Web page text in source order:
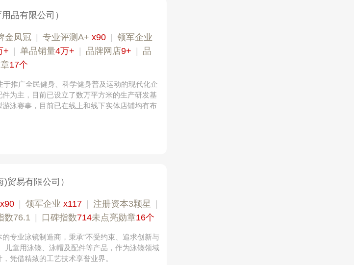
品有限公司）
金凤冠 专业评测A+ x90
领军企业
+ 单品销量4万+ 品牌网店9+
品
17个
推广全民健身、科学健身普及运动的现代化企
为主，目前已设立了数万平方米的生产研发基
泳赛事，目前已在线上和线下实体店铺均有布
)贸易有限公司）
x90 领军企业 x117 注册资本3颗星
数76.1 口碑指数714未点亮勋章16个
专业泳镜制造商，秉承“不受约束、追求创新与
儿童用泳镜、泳帽及配件等产品，作为泳镜领域
凭借精致的工艺技术享誉业界。